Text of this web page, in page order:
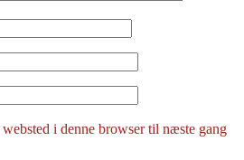
i denne browser til næste gang